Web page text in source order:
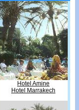
Hotel Amine
Hotel Marrakech